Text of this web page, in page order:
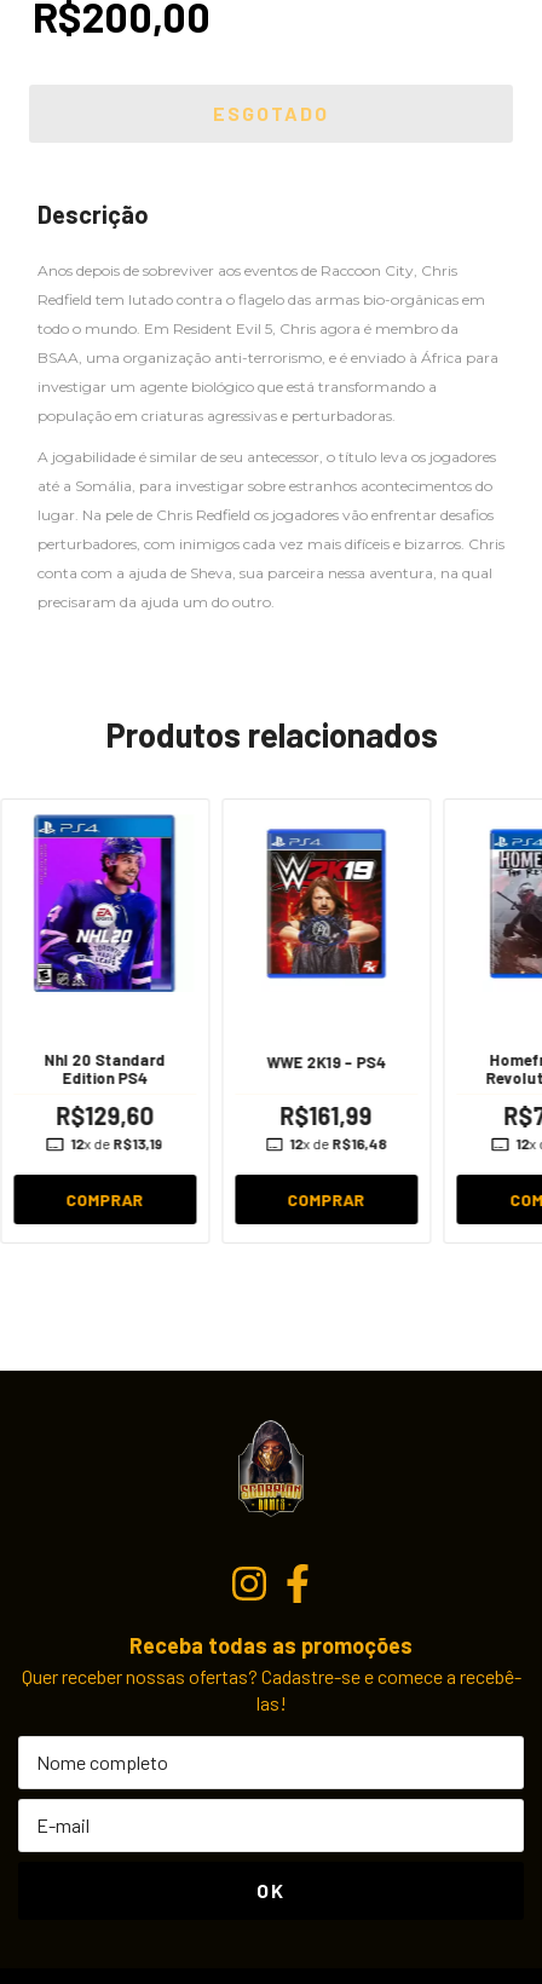
R$200,00
Descrição
Anos depois de sobreviver aos eventos de Raccoon City, Chris
Redfield tem lutado contra o flagelo das armas bio-orgânicas em
todo o mundo. Em Resident Evil 5, Chris agora é membro da
BSAA, uma organização anti-terrorismo, e é enviado à África para
investigar um agente biológico que está transformando a
população em criaturas agressivas e perturbadoras.
A jogabilidade é similar de seu antecessor, o título leva os jogadores
até a Somália, para investigar sobre estranhos acontecimentos do
lugar. Na pele de Chris Redfield os jogadores vão enfrentar desafios
perturbadores, com inimigos cada vez mais difíceis e bizarros. Chris
conta com a ajuda de Sheva, sua parceira nessa aventura, na qual
precisaram da ajuda um do outro.
Produtos relacionados
Nhl 20 Standard
Edition PS4
R$129,60
12x de R$13,19
COMPRAR
WWE 2K19 - PS4
R$161,99
12x de R$16,48
COMPRAR
12x
Receba todas as promoções
Quer receber nossas ofertas? Cadastre-se e comece a recebê-
las!